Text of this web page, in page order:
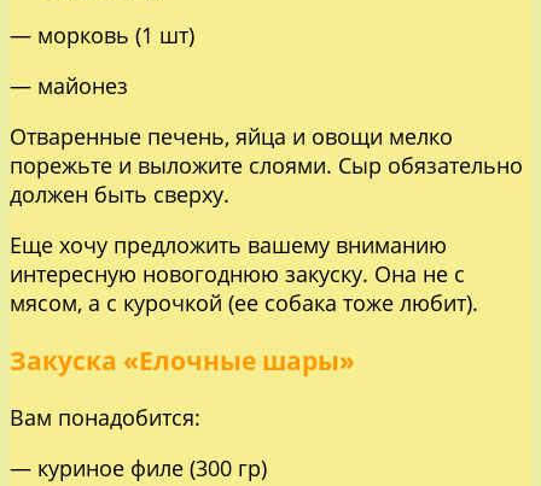
— морковь (1 шт)
— майонез
Отваренные печень, яйца и овощи мелко
порежьте и выложите слоями. Сыр обязательно
должен быть сверху.
Еще хочу предложить вашему вниманию
интересную новогоднюю закуску. Она не с
мясом, а с курочкой (ее собака тоже любит).
Закуска «Елочные шары»
Вам понадобится:
— куриное филе (300 гр)